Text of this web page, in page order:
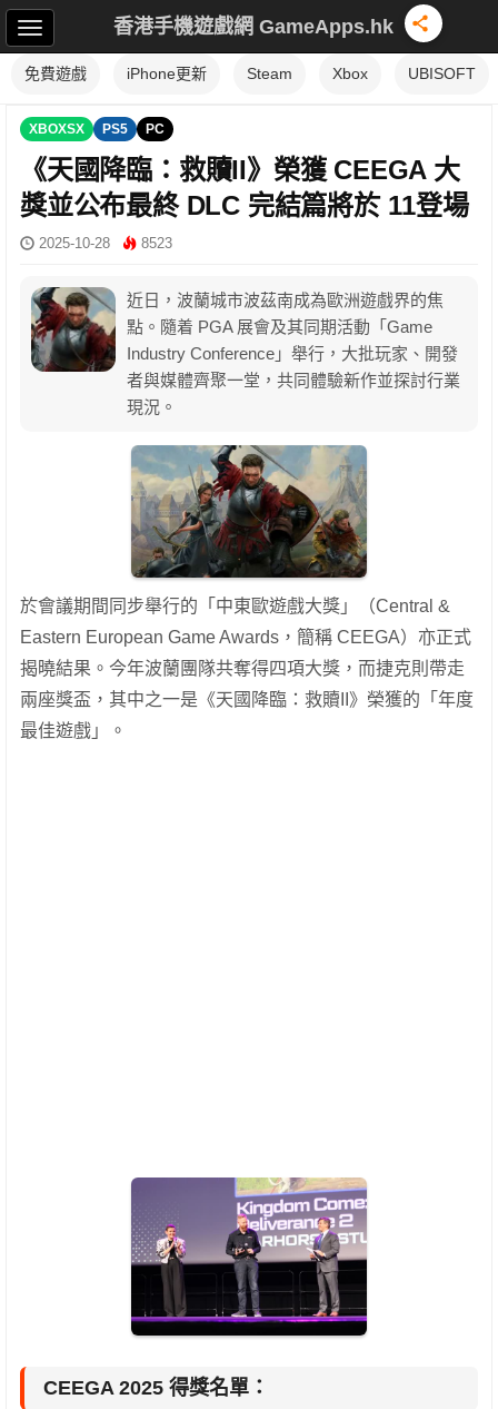
香港手機遊戲網 GameApps.hk
免費遊戲 iPhone更新 Steam Xbox UBISOFT
XBOXSX PS5 PC
《天國降臨：救贖II》榮獲 CEEGA 大
獎並公布最終 DLC 完結篇將於 11登場
2025-10-28 8523
近日，波蘭城市波茲南成為歐洲遊戲界的焦
點。隨着 PGA 展會及其同期活動「Game
Industry Conference」舉行，大批玩家、開發
者與媒體齊聚一堂，共同體驗新作並探討行業
現況。
於會議期間同步舉行的「中東歐遊戲大獎」（Central &
Eastern European Game Awards，簡稱 CEEGA）亦正式
揭曉結果。今年波蘭團隊共奪得四項大獎，而捷克則帶走
兩座獎盃，其中之一是《天國降臨：救贖II》榮獲的「年度
最佳遊戲」。
CEEGA 2025 得獎名單：